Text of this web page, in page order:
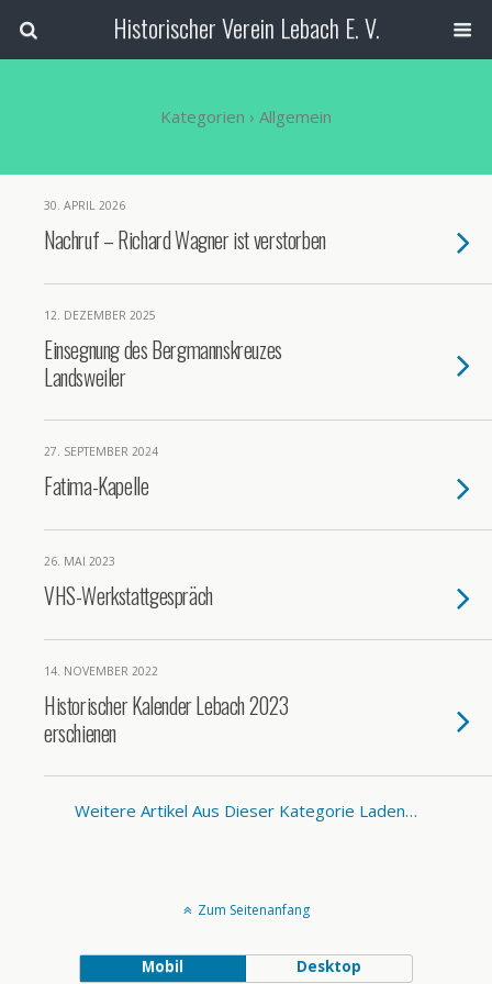
Historischer Verein Lebach E. V.
Kategorien › Allgemein
30. APRIL 2026
Nachruf – Richard Wagner ist verstorben
12. DEZEMBER 2025
Einsegnung des Bergmannskreuzes
Landsweiler
27. SEPTEMBER 2024
Fatima-Kapelle
26. MAI 2023
VHS-Werkstattgespräch
14. NOVEMBER 2022
Historischer Kalender Lebach 2023
erschienen
Weitere Artikel Aus Dieser Kategorie Laden…
Zum Seitenanfang
Mobil Desktop